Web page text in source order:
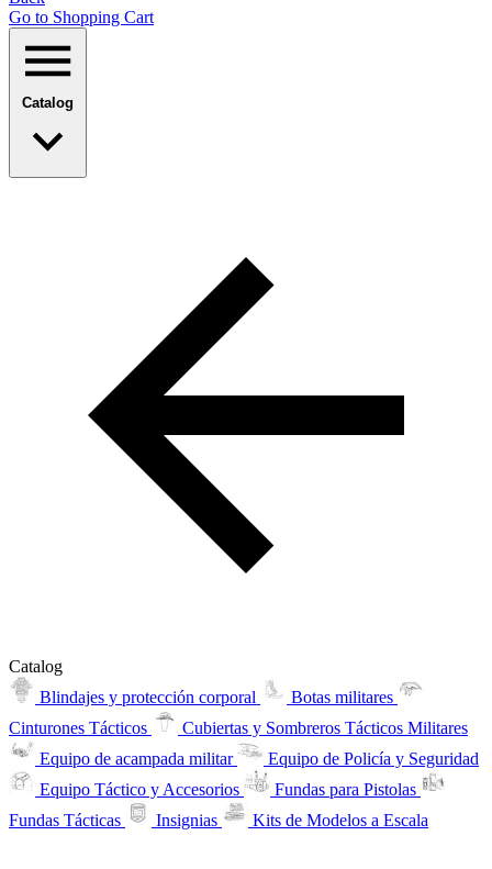
Go to Shopping Сart
Catalog
Catalog
Blindajes y protección corporal
Botas militares
Cinturones Tácticos
Cubiertas y Sombreros Tácticos Militares
Equipo de acampada militar
Equipo de Policía y Seguridad
Equipo Táctico y Accesorios
Fundas para Pistolas
Fundas Tácticas
Insignias Kits de Modelos a Escala